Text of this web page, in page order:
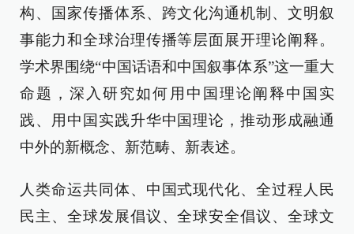
构、国家传播体系、跨文化沟通机制、文明叙
事能力和全球治理传播等层面展开理论阐释。
学术界围绕“中国话语和中国叙事体系”这一重大
命题，深入研究如何用中国理论阐释中国实
践、用中国实践升华中国理论，推动形成融通
中外的新概念、新范畴、新表述。
人类命运共同体、中国式现代化、全过程人民
民主、全球发展倡议、全球安全倡议、全球文